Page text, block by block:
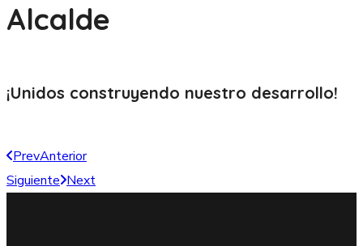
Alcalde
¡Unidos construyendo nuestro desarrollo!
PrevAnterior
Siguiente Next